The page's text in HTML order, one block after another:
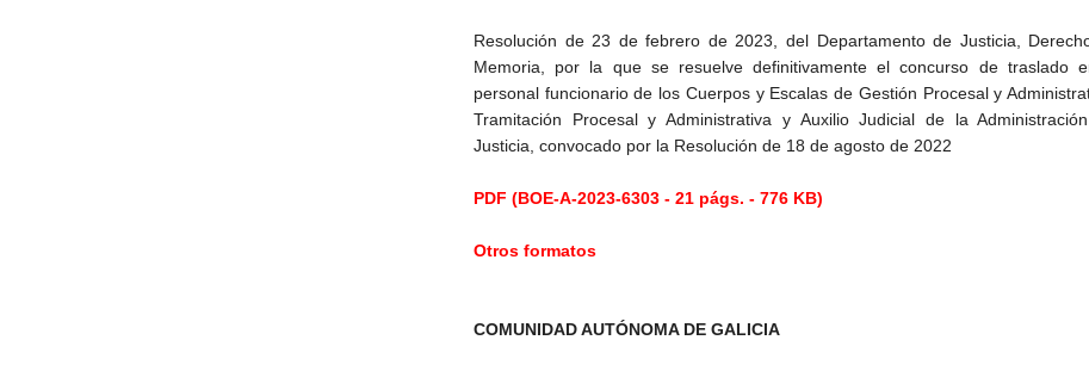
Resolución de 23 de febrero de 2023, del Departamento de Justicia,
Memoria, por la que se resuelve definitivamente el concurso de traslado
personal funcionario de los Cuerpos y Escalas de Gestión Procesal y
Tramitación Procesal y Administrativa y Auxilio Judicial de la
Justicia, convocado por la Resolución de 18 de agosto de 2022
PDF (BOE-A-2023-6303 - 21 págs. - 776 KB)
Otros formatos
COMUNIDAD AUTÓNOMA DE GALICIA